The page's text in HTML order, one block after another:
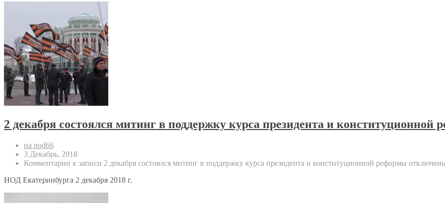
2 декабря состоялся митинг в поддержку курса президента и конституционной
на nod66
3 Декабрь, 2018
Комментарии к записи 2 декабря состоялся митинг в поддержку курса президента и конституционной реформы
НОД Екатеринбурга 2 декабря 2018 г.